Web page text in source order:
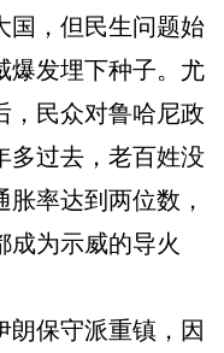
国，但民生问题始
爆发埋下种子。尤
，民众对鲁哈尼政
多过去，老百姓没
率达到两位数，
为示威的导火
保守派重镇，因